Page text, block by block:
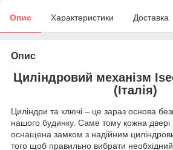
Опис Характеристики Доставка
Опис
Циліндровий механізм
(Італія)
Циліндри та ключі – це зараз основа
нашого будинку. Саме тому кожна двері
оснащена замком з надійним
того щоб правильно вибрати